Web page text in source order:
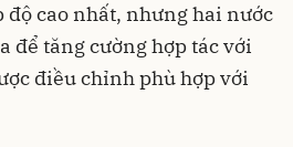
độ cao nhất, nhưng hai nước
để tăng cường hợp tác với
điều chỉnh phù hợp với